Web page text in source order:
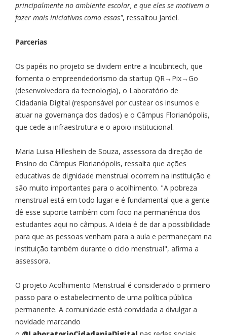
principalmente no ambiente escolar, e que eles se motivem a
fazer mais iniciativas como essas", ressaltou Jardel.
Parcerias
Os papéis no projeto se dividem entre a Incubintech, que
fomenta o empreendedorismo da startup QR→Pix→Go
(desenvolvedora da tecnologia), o Laboratório de
Cidadania Digital (responsável por custear os insumos e
atuar na governança dos dados) e o Câmpus Florianópolis,
que cede a infraestrutura e o apoio institucional.
Maria Luisa Hilleshein de Souza, assessora da direção de
Ensino do Câmpus Florianópolis, ressalta que ações
educativas de dignidade menstrual ocorrem na instituição e
são muito importantes para o acolhimento. "A pobreza
menstrual está em todo lugar e é fundamental que a gente
dê esse suporte também com foco na permanência dos
estudantes aqui no câmpus. A ideia é de dar a possibilidade
para que as pessoas venham para a aula e permaneçam na
instituição também durante o ciclo menstrual", afirma a
assessora.
O projeto Acolhimento Menstrual é considerado o primeiro
passo para o estabelecimento de uma política pública
permanente. A comunidade está convidada a divulgar a
novidade marcando